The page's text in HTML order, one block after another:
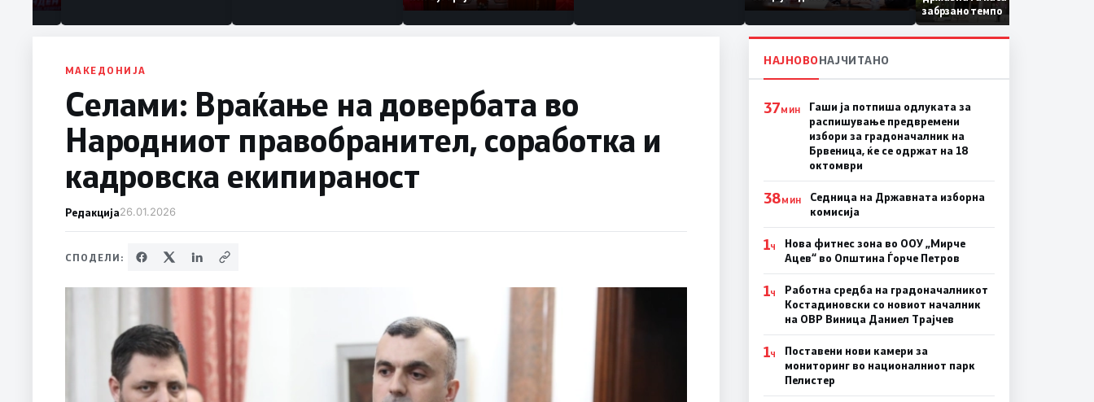
Коридор 8, Македонија
станува раскрсница на
Балканот
забрзано темпо
МАКЕДОНИЈА
Селами: Враќање на довербата во
Народниот правобранител, соработка и
кадровска екипираност
Редакција26.01.2026
СПОДЕЛИ:
НАЈНОВОНАЈЧИТАНО
37МИН
Гаши ја потпиша одлуката за
распишување предвремени
избори за градоначалник на
Брвеница, ќе се одржат на 18
октомври
38МИН
Седница на Државната изборна
комисија
1Ч
Нова фитнес зона во ООУ „Мирче
Ацев“ во Општина Ѓорче Петров
1Ч
Работна средба на градоначалникот
Костадиновски со новиот началник
на ОВР Виница Даниел Трајчев
1Ч
Поставени нови камери за
мониторинг во националниот парк
Пелистер